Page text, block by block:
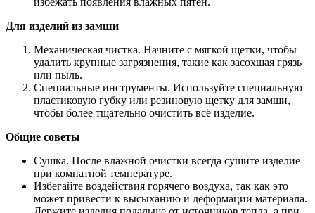
Для изделий из замши
Механическая чистка. Начните с мягкой щетки, чтобы
удалить крупные загрязнения, такие как засохшая грязь
или пыль.
Специальные инструменты. Используйте специальную
пластиковую губку или резиновую щетку для замши,
чтобы более тщательно очистить всё изделие.
Общие советы
Сушка. После влажной очистки всегда сушите изделие
при комнатной температуре.
Избегайте воздействия горячего воздуха, так как это
может привести к высыханию и деформации материала.